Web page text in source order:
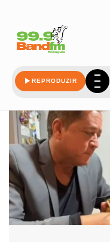
REPRODUZIR